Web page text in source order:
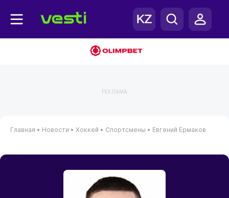
РЕКЛАМА
Главная • Новости • Хоккей • Спортсмены • Евгений Ермаков